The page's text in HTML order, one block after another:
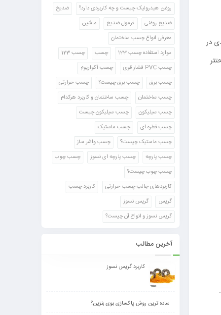
در
روغن هیدرولیک چیست و چه کاربردی دارد؟
ضدیخ
ضدیخ روغنی
فرمول ضدیخ
ماشین
معرفی انواع چسب ساختمان
موارد استفاده چسب 123
چسب
چسب 123
چسب PVC فشار قوی
چسب آکواریوم
چسب برق
چسب برق چیست؟
چسب حرارتی
چسب ساختمان
چسب ساختمان و کاربرد هرکدام
چسب سیلیکون
چسب سیلیکون چیست
چسب قطره ای
چسب ماستیک
چسب ماستیک چیست؟
چسب واشر ساز
چسب پارچه
چسب پارچه ای نسوز
چسب چوب
چسب چوب چیست؟
کاربردهای جالب چسب حرارتی
کاربرد چسب
گریس
گریس نسوز
گریس نسوز و انواع آن چیست؟
آخرین مطالب
کاربرد گریس نسوز
ساده ترین روش پاکسازی بوی بنزین؟